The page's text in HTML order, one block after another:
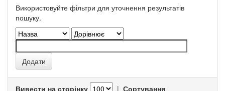
Використовуйте фільтри для уточнення результатів
пошуку.
Вивести на сторінку | Сортування